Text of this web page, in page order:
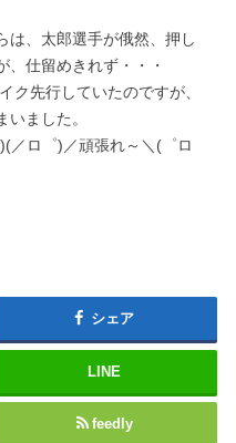
は、太郎選手が俄然、押し
、仕留めきれず・・・
ク先行していたのですが、
いました。
／ロ゜)／頑張れ～＼(゜ロ
シェア
LINE
feedly